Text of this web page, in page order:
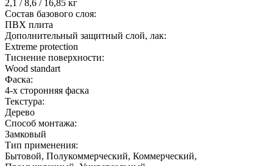
2,1 / 8,6 / 16,85 кг
Состав базового слоя:
ПВХ плита
Дополнительный защитный слой, лак:
Extreme protection
Тиснение поверхности:
Wood standart
Фаска:
4-х сторонняя фаска
Текстура:
Дерево
Способ монтажа:
Замковый
Тип применения:
Бытовой, Полукоммерческий, Коммерческий,